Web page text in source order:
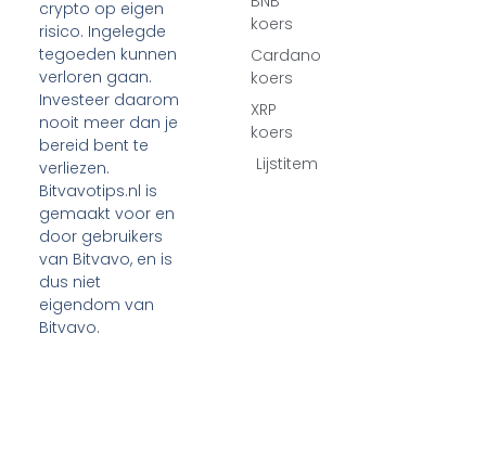
crypto op eigen
risico. Ingelegde
tegoeden kunnen
verloren gaan.
Investeer daarom
nooit meer dan je
bereid bent te
verliezen.
Bitvavotips.nl is
gemaakt voor en
door gebruikers
van Bitvavo, en is
dus niet
eigendom van
Bitvavo.
koers
Cardano
koers
XRP
koers
Lijstitem